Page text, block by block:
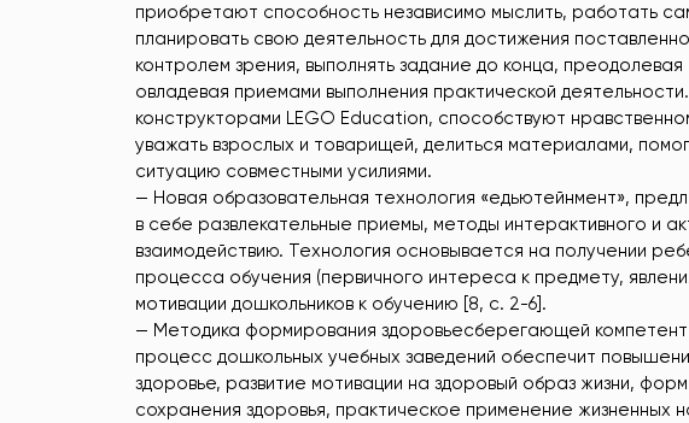
приобретают способность независимо мыслить, работать
планировать свою деятельность для достижения
контролем зрения, выполнять задание до конца,
овладевая приемами выполнения практической
конструкторами LEGO Education, способствуют
уважать взрослых и товарищей, делиться материалами,
ситуацию совместными усилиями.
— Новая образовательная технология «едьютейнмент»,
в себе развлекательные приемы, методы интерактивного и
взаимодействию. Технология основывается на получении
процесса обучения (первичного интереса к предмету,
мотивации дошкольников к обучению [8, с. 2-6].
— Методика формирования здоровьесберегающей
процесс дошкольных учебных заведений обеспечит
здоровье, развитие мотивации на здоровый образ жизни,
сохранения здоровья, практическое применение жизненных